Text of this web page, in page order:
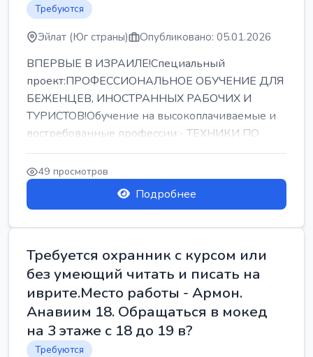
Требуются
Эйлат (Юг страны) Опубликовано: 05.01.2026
ВПЕРВЫЕ В ИЗРАИЛЕ!Специальный
проект:ПРОФЕССИОНАЛЬНОЕ ОБУЧЕНИЕ ДЛЯ
БЕЖЕНЦЕВ, ИНОСТРАННЫХ РАБОЧИХ И
ТУРИСТОВ!Обучение на высокоплачиваемые и
востребованные профессии:- ТЕХНИКИ ПО
РЕМОНТУ КОНДИЦИОНЕРОВ-...
49 просмотров
Подробнее
Требуется охранник с курсом или
без умеющий читать и писать на
иврите.Место работы - Армон.
Анавиим 18. Обращаться в мокед
на 3 этаже с 18 до 19 в?
Требуются